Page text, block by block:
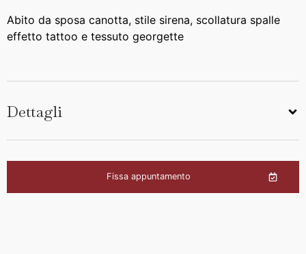
Abito da sposa canotta, stile sirena, scollatura spalle
effetto tattoo e tessuto georgette
Dettagli
Fissa appuntamento